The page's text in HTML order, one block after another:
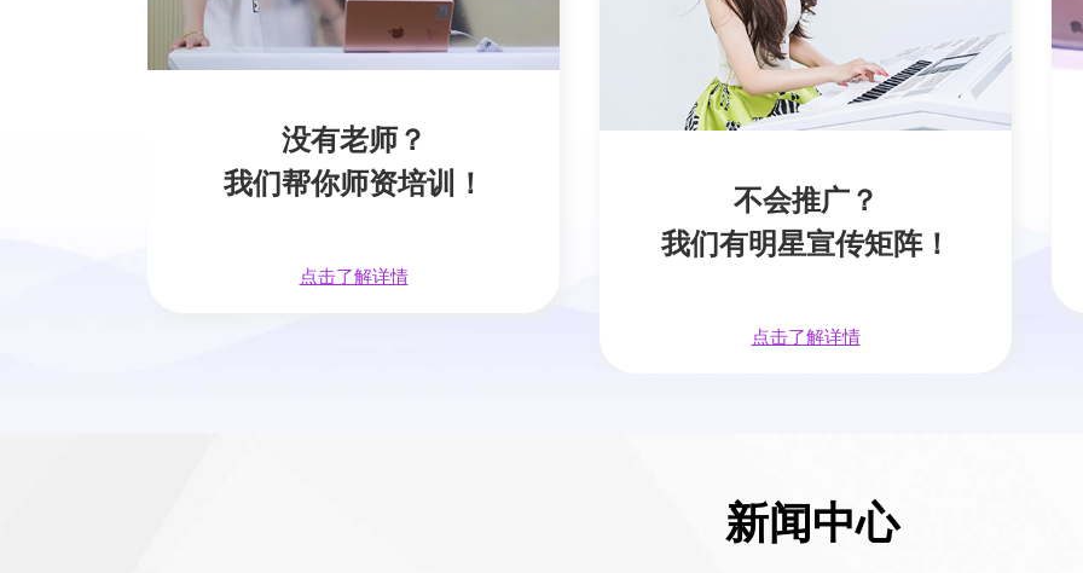
没有老师？
我们帮你师资培训！
点击了解详情
不会推广？
我们有明星宣传矩阵！
点击了解详情
新闻中心